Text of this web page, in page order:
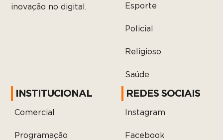
inovação no digital.
Esporte
Policial
Religioso
Saúde
INSTITUCIONAL
Comercial
Programação
REDES SOCIAIS
Instagram
Facebook